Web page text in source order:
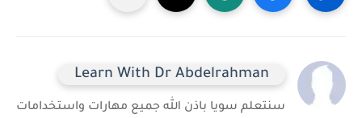
Learn With Dr Abdelrahman
سنتعلم سويا باذن الله جميع مهارات واستخدامات